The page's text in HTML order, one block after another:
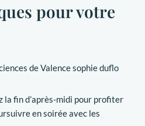
pour votre
fin d’après-midi pour profiter
en soirée avec les